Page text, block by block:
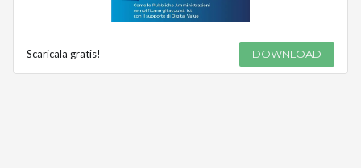
Scaricala gratis! DOWNLOAD